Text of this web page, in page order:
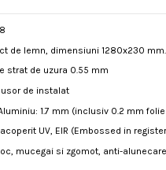
de lemn, dimensiuni 1280x230 mm.
strat de uzura 0.55 mm
de instalat
1.7 mm (inclusiv 0.2 mm
UV, EIR (Embossed in
mucegai si zgomot, anti-